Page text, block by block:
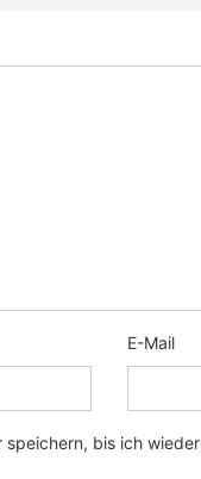
E-Mail
speichern, bis ich